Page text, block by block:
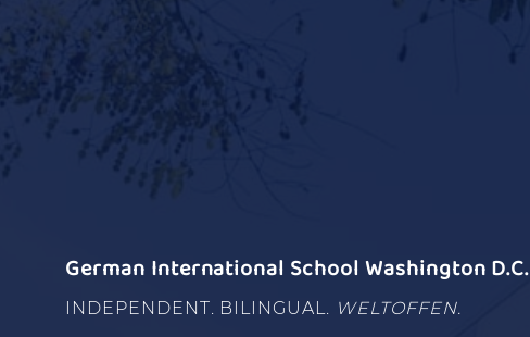
German International School Washington D.C.
INDEPENDENT. BILINGUAL. WELTOFFEN.